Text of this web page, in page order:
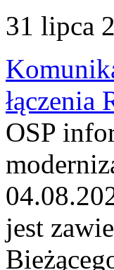
31 lipca
łączenia
OSP
jest